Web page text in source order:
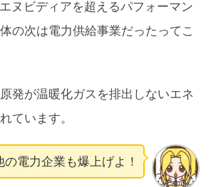
ヌビディアを超えるパフォーマン
の次は電力供給事業だったってこ
発が温暖化ガスを排出しないエネ
ています。
の電力企業も爆上げよ！